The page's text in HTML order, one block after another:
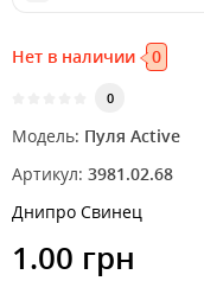
Нет в наличии 0
0
Модель: Пуля Active
Артикул: 3981.02.68
Днипро Свинец
1.00 грн